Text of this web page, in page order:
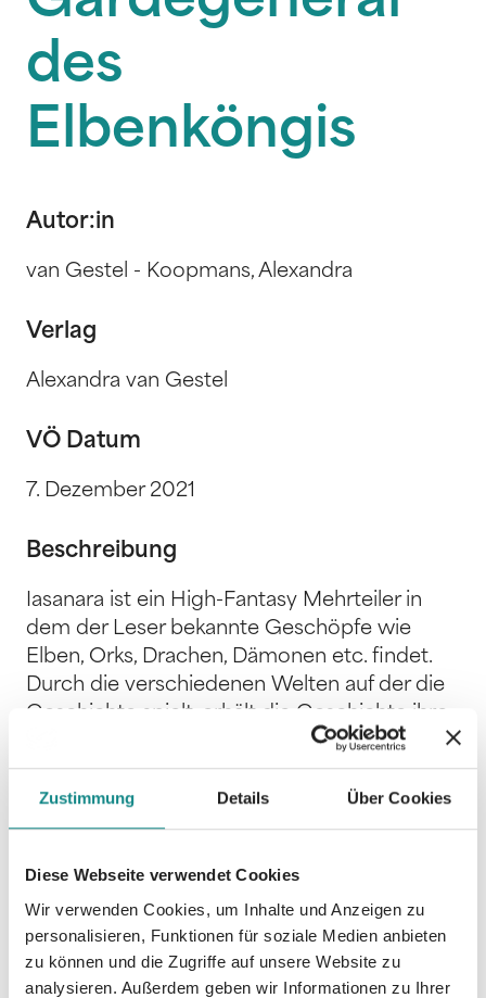
Zustimmung Details Über Cookies
Diese Webseite verwendet Cookies
Wir verwenden Cookies, um Inhalte und Anzeigen zu
personalisieren, Funktionen für soziale Medien anbieten
zu können und die Zugriffe auf unsere Website zu
analysieren. Außerdem geben wir Informationen zu Ihrer
des
Elbenköngis
Autor:in
van Gestel - Koopmans, Alexandra
Verlag
Alexandra van Gestel
VÖ Datum
7. Dezember 2021
Beschreibung
Iasanara ist ein High-Fantasy Mehrteiler in
dem der Leser bekannte Geschöpfe wie
Elben, Orks, Drachen, Dämonen etc. findet.
Durch die verschiedenen Welten auf der die
Geschichte spielt, erhält die Geschichte ihre
Komplexität. Leser die keine Schwierigkeit
mit dem Setting von Game of Thrones
hatten, werden sich schnell in der Geschichte
zurechtfinden. Die Charakterzeichnungen der
dem Leser schon nach wenigen Kapitel den
Überblick zu erlangen. Die Geschichte ist in
personaler Perspektive und in verschiedenen
Erzählsträngen geschrieben.